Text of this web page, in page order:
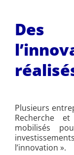
Plusieurs
Recherche
mobilisés
l’innovation ».